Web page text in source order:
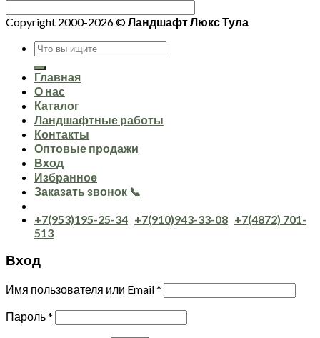
Copyright 2000-2026 ©Ландшафт Люкс Тула
Искать:
Главная
О нас
Каталог
Ландшафтные работы
Контакты
Оптовые продажи
Вход
Избранное
Заказать звонок 📞
+7(953)195-25-34 +7(910)943-33-08 +7(4872) 701-
513
Вход
Имя пользователя или Email*
Пароль*